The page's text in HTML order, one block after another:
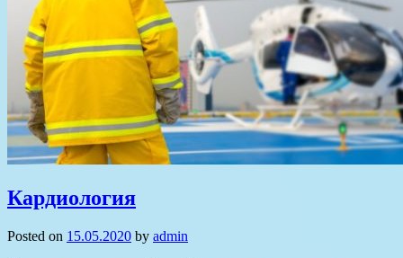
Кардиология
Posted on 15.05.2020 by admin